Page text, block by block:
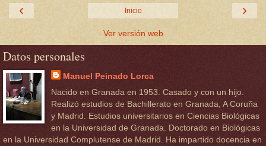
‹ ›
Inicio
Ver versión web
Datos personales
Manuel Peinado Lorca
Nacido en Granada en 1953. Casado y con un hijo.
Realizó estudios de Bachillerato en Granada, A Coruña
y Madrid. Estudios universitarios en Ciencias Biológicas
en la Universidad de Granada. Doctorado en Biológicas
en la Universidad Complutense de Madrid. Ha impartido docencia en